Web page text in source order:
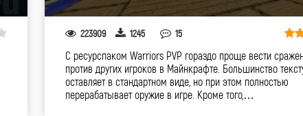
223909 1245 15
С ресурспаком Warriors PVP гораздо проще вести
против других игроков в Майнкрафте. Большинство
оставляет в стандартном виде, но при этом полностью
перерабатывает оружие в игре. Кроме того,…